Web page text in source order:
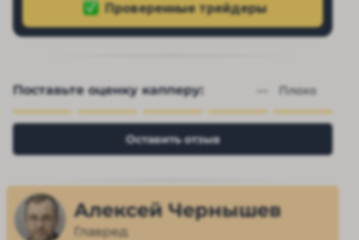
Поставьте оценку капперу: — Плохо
Оставить отзыв
Алексей Чернышев
Главред